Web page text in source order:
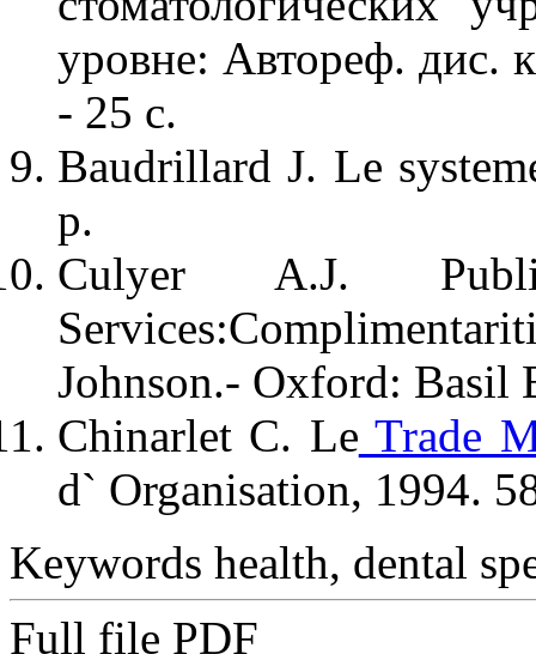
уровне: Автореф. дис.
- 25 с.
Baudrillard J. Le
p.
Culyer A.J.
Johnson.- Oxford: Basil
Chinarlet C. Le Trade
d` Organisation, 1994.
Keywords health, dental
Full file PDF